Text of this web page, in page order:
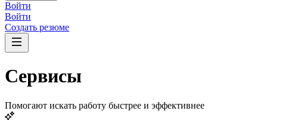
Войти
Войти
Создать резюме
Сервисы
Помогают искать работу быстрее и эффективнее